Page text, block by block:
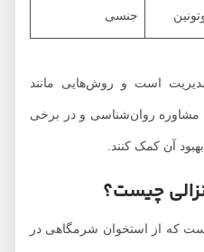
جنسی
است و روش‌هایی مانند
روان‌شناسی و در برخی
آن کمک کنند.
چیست؟
از استخوان شرمگاهی در